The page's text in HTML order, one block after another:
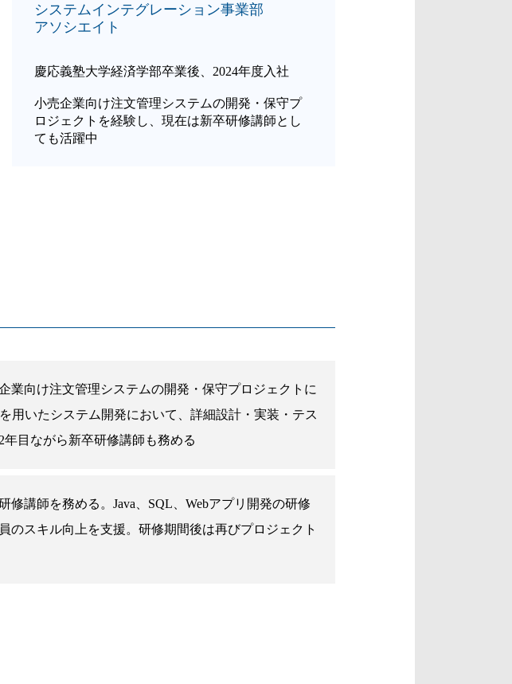
システムインテグレーション事業部
アソシエイト
慶応義塾大学経済学部卒業後、2024年度入社
小売企業向け注文管理システムの開発・保守プ
ロジェクトを経験し、現在は新卒研修講師とし
ても活躍中
業向け注文管理システムの開発・保守プロジェクトに
を用いたシステム開発において、詳細設計・実装・テス
年目ながら新卒研修講師も務める
修講師を務める。Java、SQL、Webアプリ開発の研修
のスキル向上を支援。研修期間後は再びプロジェクト